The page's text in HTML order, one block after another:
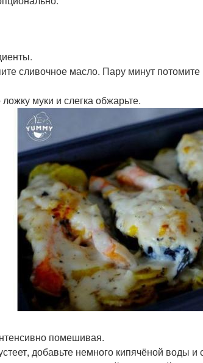
сливочное масло. Пару минут
муки и слегка обжарьте.
помешивая.
добавьте немного кипячёной воды